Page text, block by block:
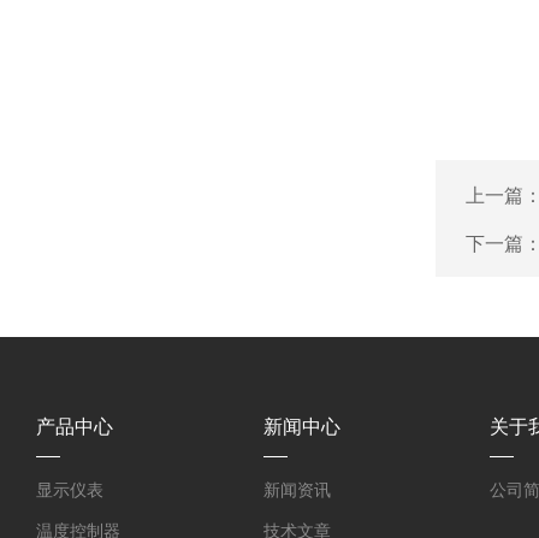
上一篇
下一篇
产品中心
显示仪表
温度控制器
新闻中心
新闻资讯
技术文章
关于
公司